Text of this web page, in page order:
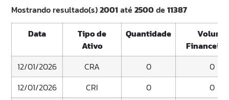
Mostrando resultado(s)2001até 2500de 11387
Data
Tipo de
Ativo
Quantidade
Volume
Financeiro
12/01/2026
CRA 0
0
12/01/2026
CRI 0
0